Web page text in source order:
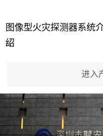
图像型火灾探测器系统
绍
...
事故频发，传统的火灾探
测方法已无法满足要求。
尤其是目前众多的大型影
进入